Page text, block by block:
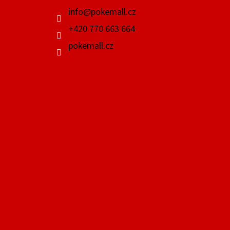
info@pokemall.cz
+420 770 663 664
pokemall.cz